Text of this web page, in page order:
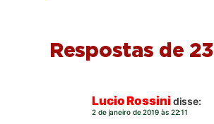
Respostas de 23
Lucio Rossinidisse:
2 de janeiro de 2019 às 22:11